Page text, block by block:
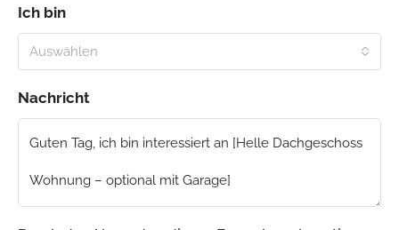
Ich bin
Auswählen
Nachricht